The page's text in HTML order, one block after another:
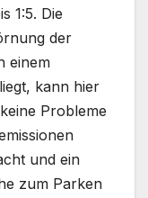
1:5. Die
der
einem
kann hier
Probleme
und ein
zum Parken